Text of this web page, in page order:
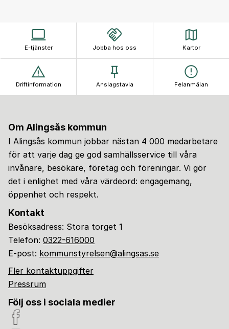
E-tjänster Jobba hos oss Kartor
Driftinformation Anslagstavla Felanmälan
Om Alingsås kommun
I Alingsås kommun jobbar nästan 4 000 medarbetare
för att varje dag ge god samhällsservice till våra
invånare, besökare, företag och föreningar. Vi gör
det i enlighet med våra värdeord: engagemang,
öppenhet och respekt.
Kontakt
Besöksadress: Stora torget 1
Telefon: 0322-616000
E-post: kommunstyrelsen@alingsas.se
Fler kontaktuppgifter
Pressrum
Följ oss i sociala medier